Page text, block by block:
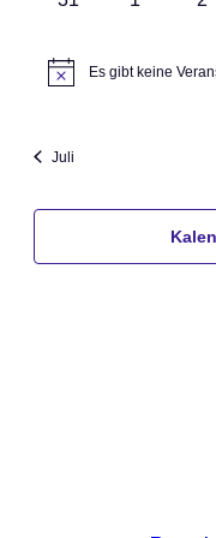
HinweisEs gibt keine
Juli